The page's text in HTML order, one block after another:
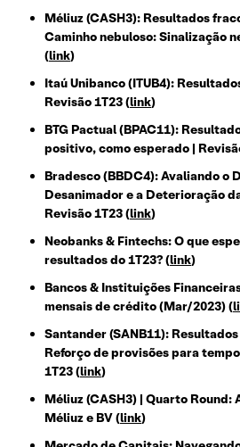
Méliuz (CASH3): Resultados
Caminho nebuloso: Sinalização
(link)
Itaú Unibanco (ITUB4):
Revisão 1T23 (link)
BTG Pactual (BPAC11):
positivo, como esperado |
Bradesco (BBDC4): Avaliando o
Desanimador e a Deterioração
Revisão 1T23 (link)
Neobanks & Fintechs: O que
resultados do 1T23? (link)
Bancos & Instituições
mensais de crédito (Mar/2023) (
Santander (SANB11):
Reforço de provisões para
1T23 (link)
Méliuz (CASH3) | Quarto Round:
Méliuz e BV (link)